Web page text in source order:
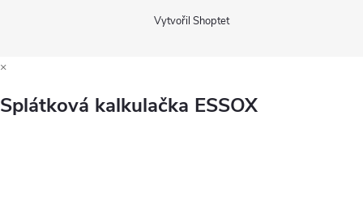
Vytvořil Shoptet
×
Splátková kalkulačka ESSOX